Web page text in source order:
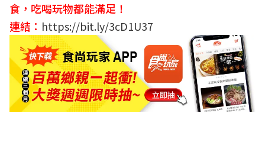
食，吃喝玩物都能滿足！
連結： https://bit.ly/3cD1U37